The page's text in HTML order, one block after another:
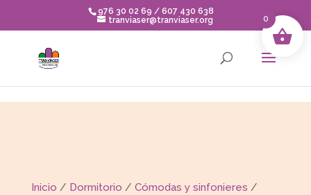
976 30 02 69 / 607 430 638
tranviaser@tranviaser.org
Inicio / Dormitorio / Cómodas y sinfonieres /
0